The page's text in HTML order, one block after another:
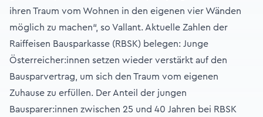
ihren Traum vom Wohnen in den eigenen vier Wänden
möglich zu machen“, so Vallant. Aktuelle Zahlen der
Raiffeisen Bausparkasse (RBSK) belegen: Junge
Österreicher:innen setzen wieder verstärkt auf den
Bausparvertrag, um sich den Traum vom eigenen
Zuhause zu erfüllen. Der Anteil der jungen
Bausparer:innen zwischen 25 und 40 Jahren bei RBSK